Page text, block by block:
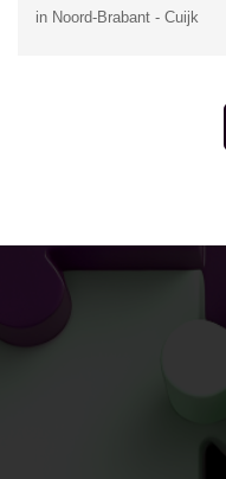
in Noord-Brabant - Cuijk
INSIDE